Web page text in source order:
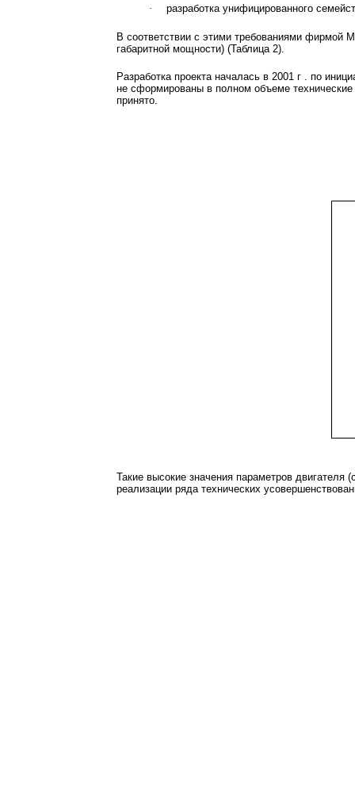
· разработка унифицированного
В соответствии с этими требованиями фирмой
габаритной мощности) (Таблица 2).
Разработка проекта началась в 2001 г. по
не сформированы в полном объеме
принято.
Такие высокие значения параметров двигателя
реализации ряда технических